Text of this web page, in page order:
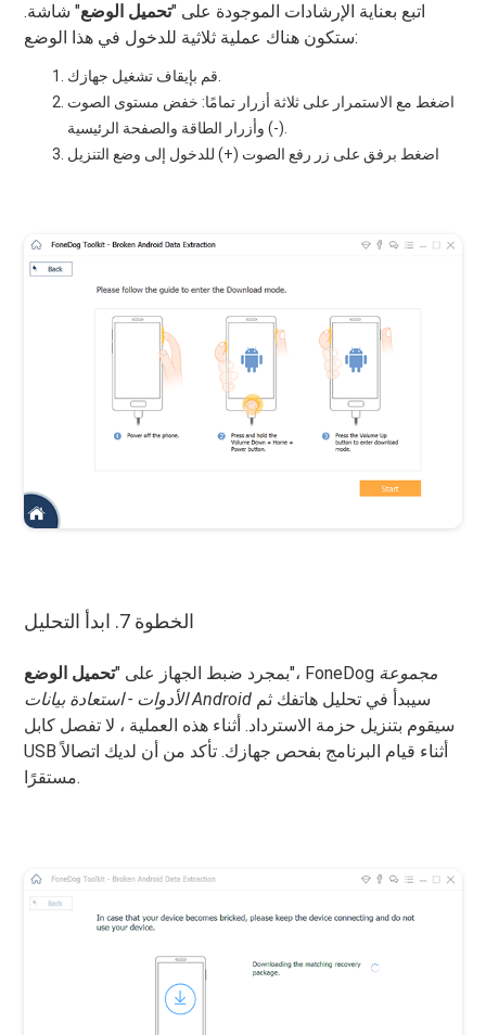
اتبع بعناية الإرشادات الموجودة على "تحميل الوضع" شاشة.
ستكون هناك عملية ثلاثية للدخول في هذا الوضع:
اضغط مع الاستمرار على ثلاثة أزرار تمامًا: خفض مستوى الصوت
اضغط برفق على زر رفع الصوت (+) للدخول إلى وضع التنزيل
الخطوة 7. ابدأ التحليل
بمجرد ضبط الجهاز على "تحميل الوضع "، FoneDog
الأدوات - استعادة بيانات Android
سيقوم بتنزيل حزمة الاسترداد. أثناء هذه العملية ، لا تفصل كابل
USB أثناء قيام البرنامج بفحص جهازك. تأكد من أن لديك اتصالاً
مستقرًا.